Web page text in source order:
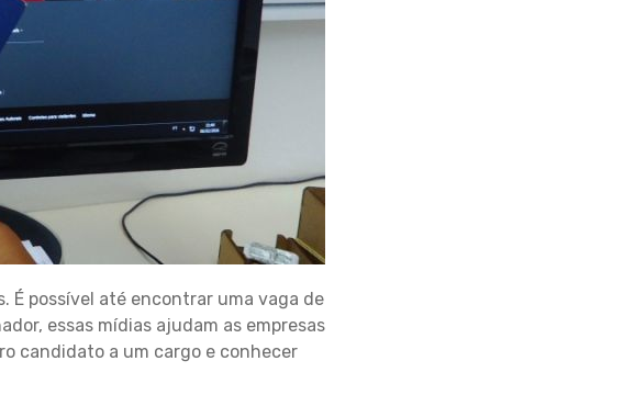
É possível até encontrar uma vaga de
essas mídias ajudam as empresas
candidato a um cargo e conhecer